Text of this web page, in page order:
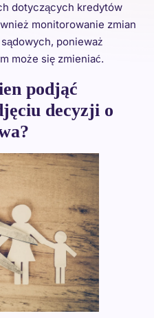
dotyczących kredytów
monitorowanie zmian
ponieważ
może się zmieniać.
podjąć
decyzji o